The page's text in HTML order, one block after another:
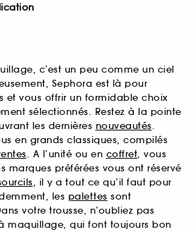
c’est un peu comme un ciel
Sephora est là pour
et vous offrir un formidable choix
sélectionnés. Restez à la pointe
les dernières nouveautés.
en grands classiques, compilés
. A l’unité ou en coffret, vous
marques préférées vous ont réservé
, il y a tout ce qu’il faut pour
les palettes sont
votre trousse, n’oubliez pas
maquillage, qui font toujours bon